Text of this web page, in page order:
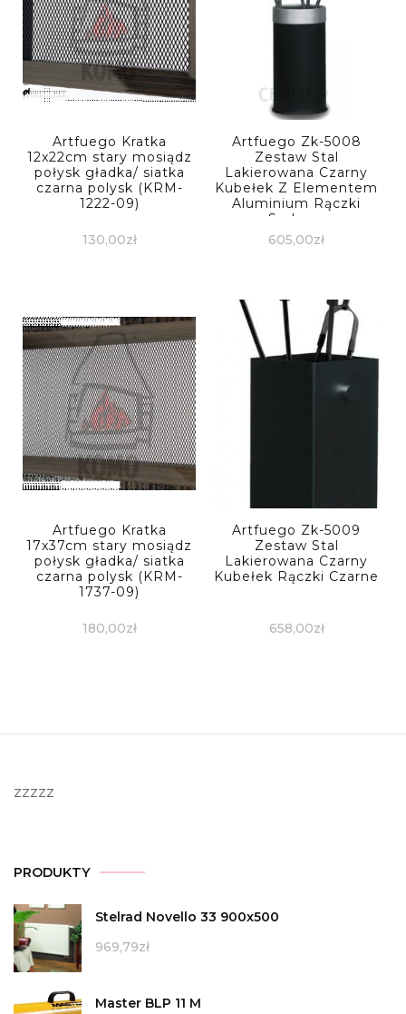
Artfuego Kratka
12x22cm stary mosiądz
połysk gładka/ siatka
czarna polysk (KRM-
1222-09)
130,00zł
Artfuego Zk-5008
Zestaw Stal
Lakierowana Czarny
Kubełek Z Elementem
Aluminium Rączki
Srebrne
605,00zł
Artfuego Kratka
17x37cm stary mosiądz
połysk gładka/ siatka
czarna polysk (KRM-
1737-09)
180,00zł
Artfuego Zk-5009
Zestaw Stal
Lakierowana Czarny
Kubełek Rączki Czarne
658,00zł
zzzzz
PRODUKTY
Stelrad Novello 33 900x500
969,79zł
Master BLP 11 M